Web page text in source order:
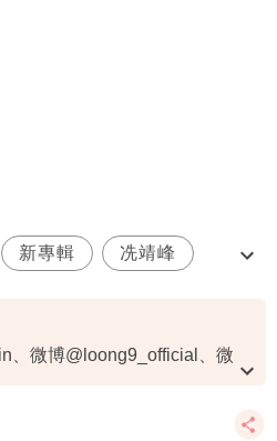
新專輯 冼靖峰
、微博@loong9_official、微